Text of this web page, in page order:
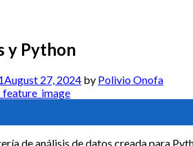
y Python
August 27, 2024 by Polivio Onofa
de análisis de datos creada para